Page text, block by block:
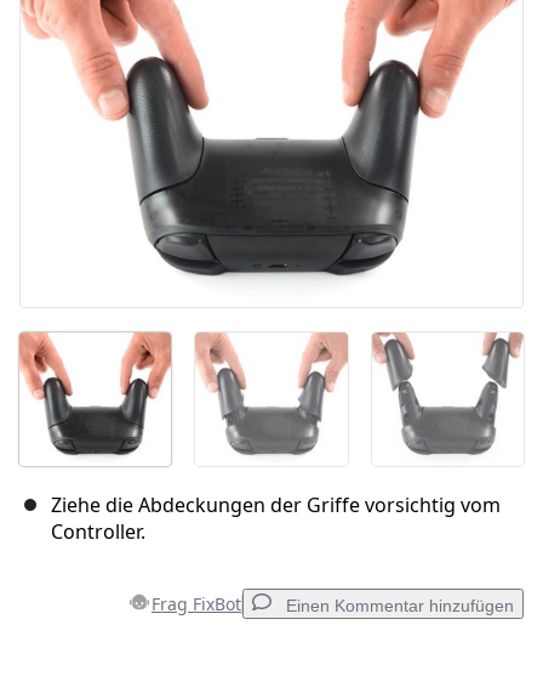
Abbrechen Kommentieren
Ziehe die Abdeckungen der Griffe vorsichtig vom
Controller.
Frag FixBot Einen Kommentar hinzufügen